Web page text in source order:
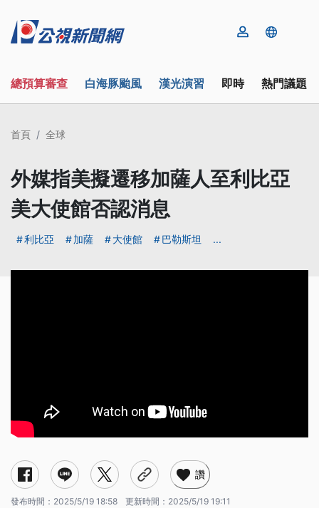
總預算審查 白海豚颱風 漢光演習 即時 熱門議題
首頁 全球
外媒指美擬遷移加薩人至利比亞
美大使館否認消息
利比亞 加薩 大使館 巴勒斯坦 ...
讚
發布時間： 2025/5/19 18:58 更新時間： 2025/5/19 19:11